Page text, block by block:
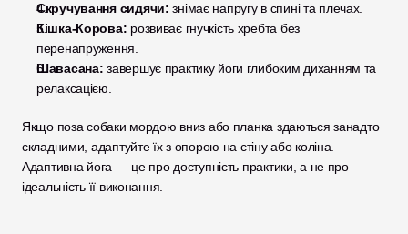
Скручування сидячи: знімає напругу в спині та плечах.
Кішка-Корова: розвиває гнучкість хребта без
перенапруження.
Шавасана: завершує практику йоги глибоким диханням та
релаксацією.
Якщо поза собаки мордою вниз або планка здаються занадто
складними, адаптуйте їх з опорою на стіну або коліна.
Адаптивна йога — це про доступність практики, а не про
ідеальність її виконання.